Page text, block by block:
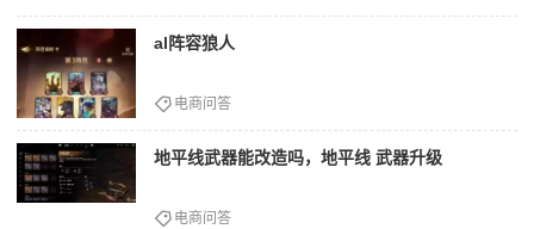
al阵容狼人
电商问答
地平线武器能改造吗，地平线 武器升级
电商问答